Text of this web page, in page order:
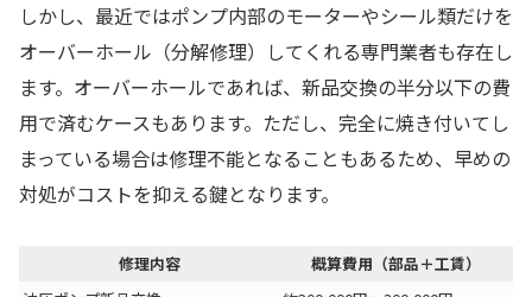
しかし、最近ではポンプ内部のモーターやシール類だけを
オーバーホール（分解修理）してくれる専門業者も存在し
ます。オーバーホールであれば、新品交換の半分以下の費
用で済むケースもあります。ただし、完全に焼き付いてし
まっている場合は修理不能となることもあるため、早めの
対処がコストを抑える鍵となります。
修理内容
概算費用（部品＋工賃）